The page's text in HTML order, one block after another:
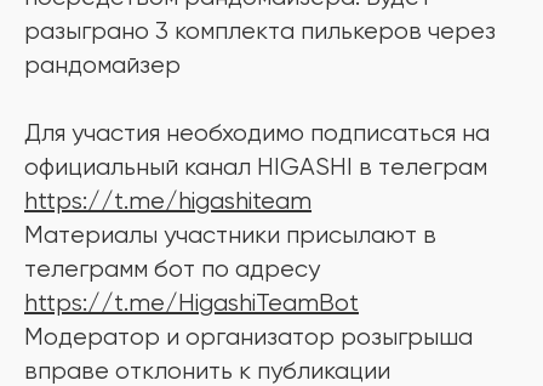
разыграно 3 комплекта пилькеров через
рандомайзер
Для участия необходимо подписаться на
официальный канал HIGASHI в телеграм
https://t.me/higashiteam
Материалы участники присылают в
телеграмм бот по адресу
https://t.me/HigashiTeamBot
Модератор и организатор розыгрыша
вправе отклонить к публикации